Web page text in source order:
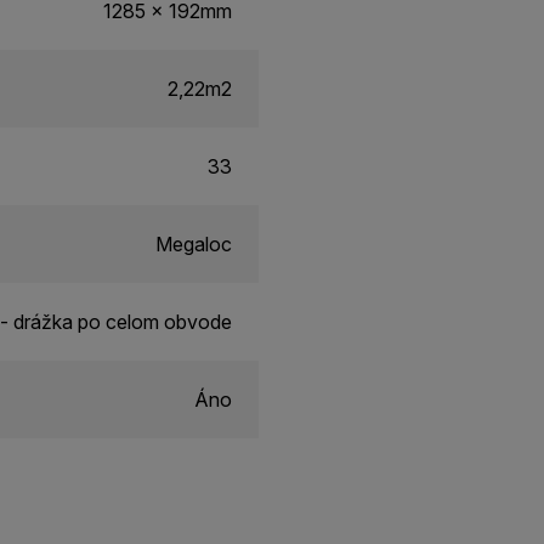
1285 x 192mm
2,22m2
33
Megaloc
drážka po celom obvode
Áno